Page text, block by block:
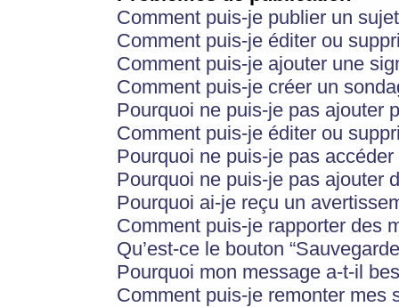
Comment puis-je publier un
Comment puis-je éditer ou
Comment puis-je ajouter une
Comment puis-je créer un
Pourquoi ne puis-je pas ajouter
Comment puis-je éditer ou
Pourquoi ne puis-je pas
Pourquoi ne puis-je pas ajouter
Pourquoi ai-je reçu un
Comment puis-je rapporter des
Qu’est-ce le bouton
Pourquoi mon message a-t-il
Comment puis-je remonter mes